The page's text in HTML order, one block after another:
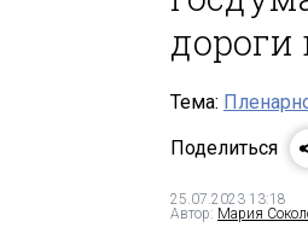
дороги
Тема:
Поделиться
25.07.2023 13:18
Автор: Мария